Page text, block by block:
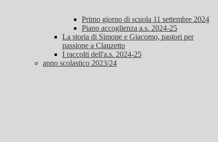
Primo giorno di scuola 11 settembre 2024
Piano accoglienza a.s. 2024-25
La storia di Simone e Giacomo, pastori per
passione a Clauzetto
I raccolti dell'a.s. 2024-25
anno scolastico 2023/24